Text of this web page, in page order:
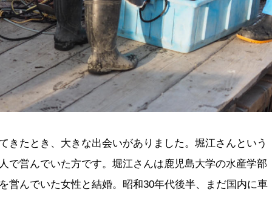
きたとき、大きな出会いがありました。堀江さんという
で営んでいた方です。堀江さんは鹿児島大学の水産学部
営んでいた女性と結婚。昭和30年代後半、まだ国内に車